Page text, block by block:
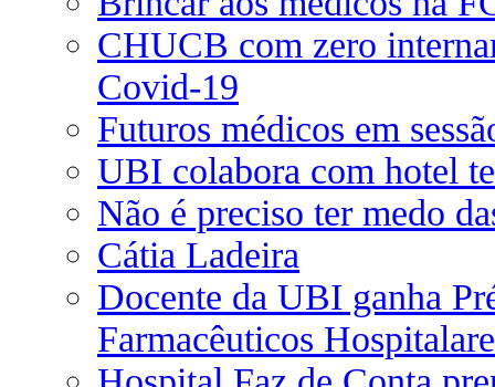
CHUCB com zero
Covid-19
Futuros médicos em
UBI colabora com hotel
Não é preciso ter medo
Cátia Ladeira
Docente da UBI ganha
Farmacêuticos